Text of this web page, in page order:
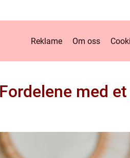
Reklame Om oss
Fordelene med